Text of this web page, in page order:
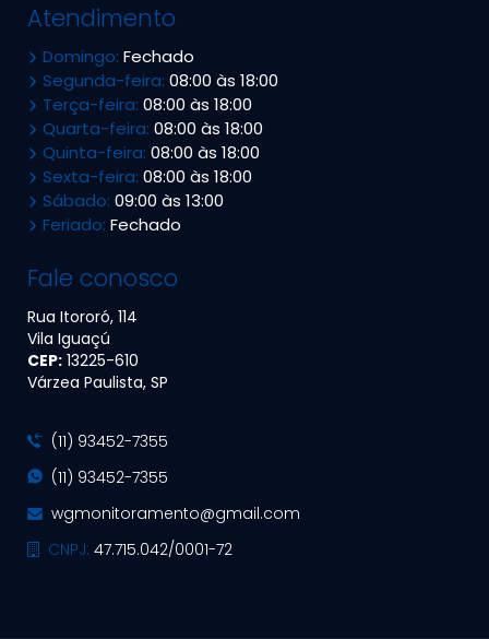
Atendimento
Domingo: Fechado
Segunda-feira: 08:00 às 18:00
Terça-feira: 08:00 às 18:00
Quarta-feira: 08:00 às 18:00
Quinta-feira: 08:00 às 18:00
Sexta-feira: 08:00 às 18:00
Sábado: 09:00 às 13:00
Feriado: Fechado
Fale conosco
Rua Itororó, 114
Vila Iguaçú
CEP: 13225​-610
Várzea Paulista, SP
(11) 93452-7355
(11) 93452-7355
wgmonitoramento@gmail.com
CNPJ: 47.715.042/0001-72